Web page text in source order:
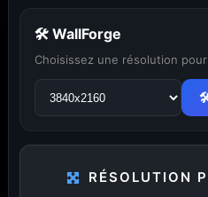
🛠 WallForge
Choisissez une résolution
RÉSOLUTION